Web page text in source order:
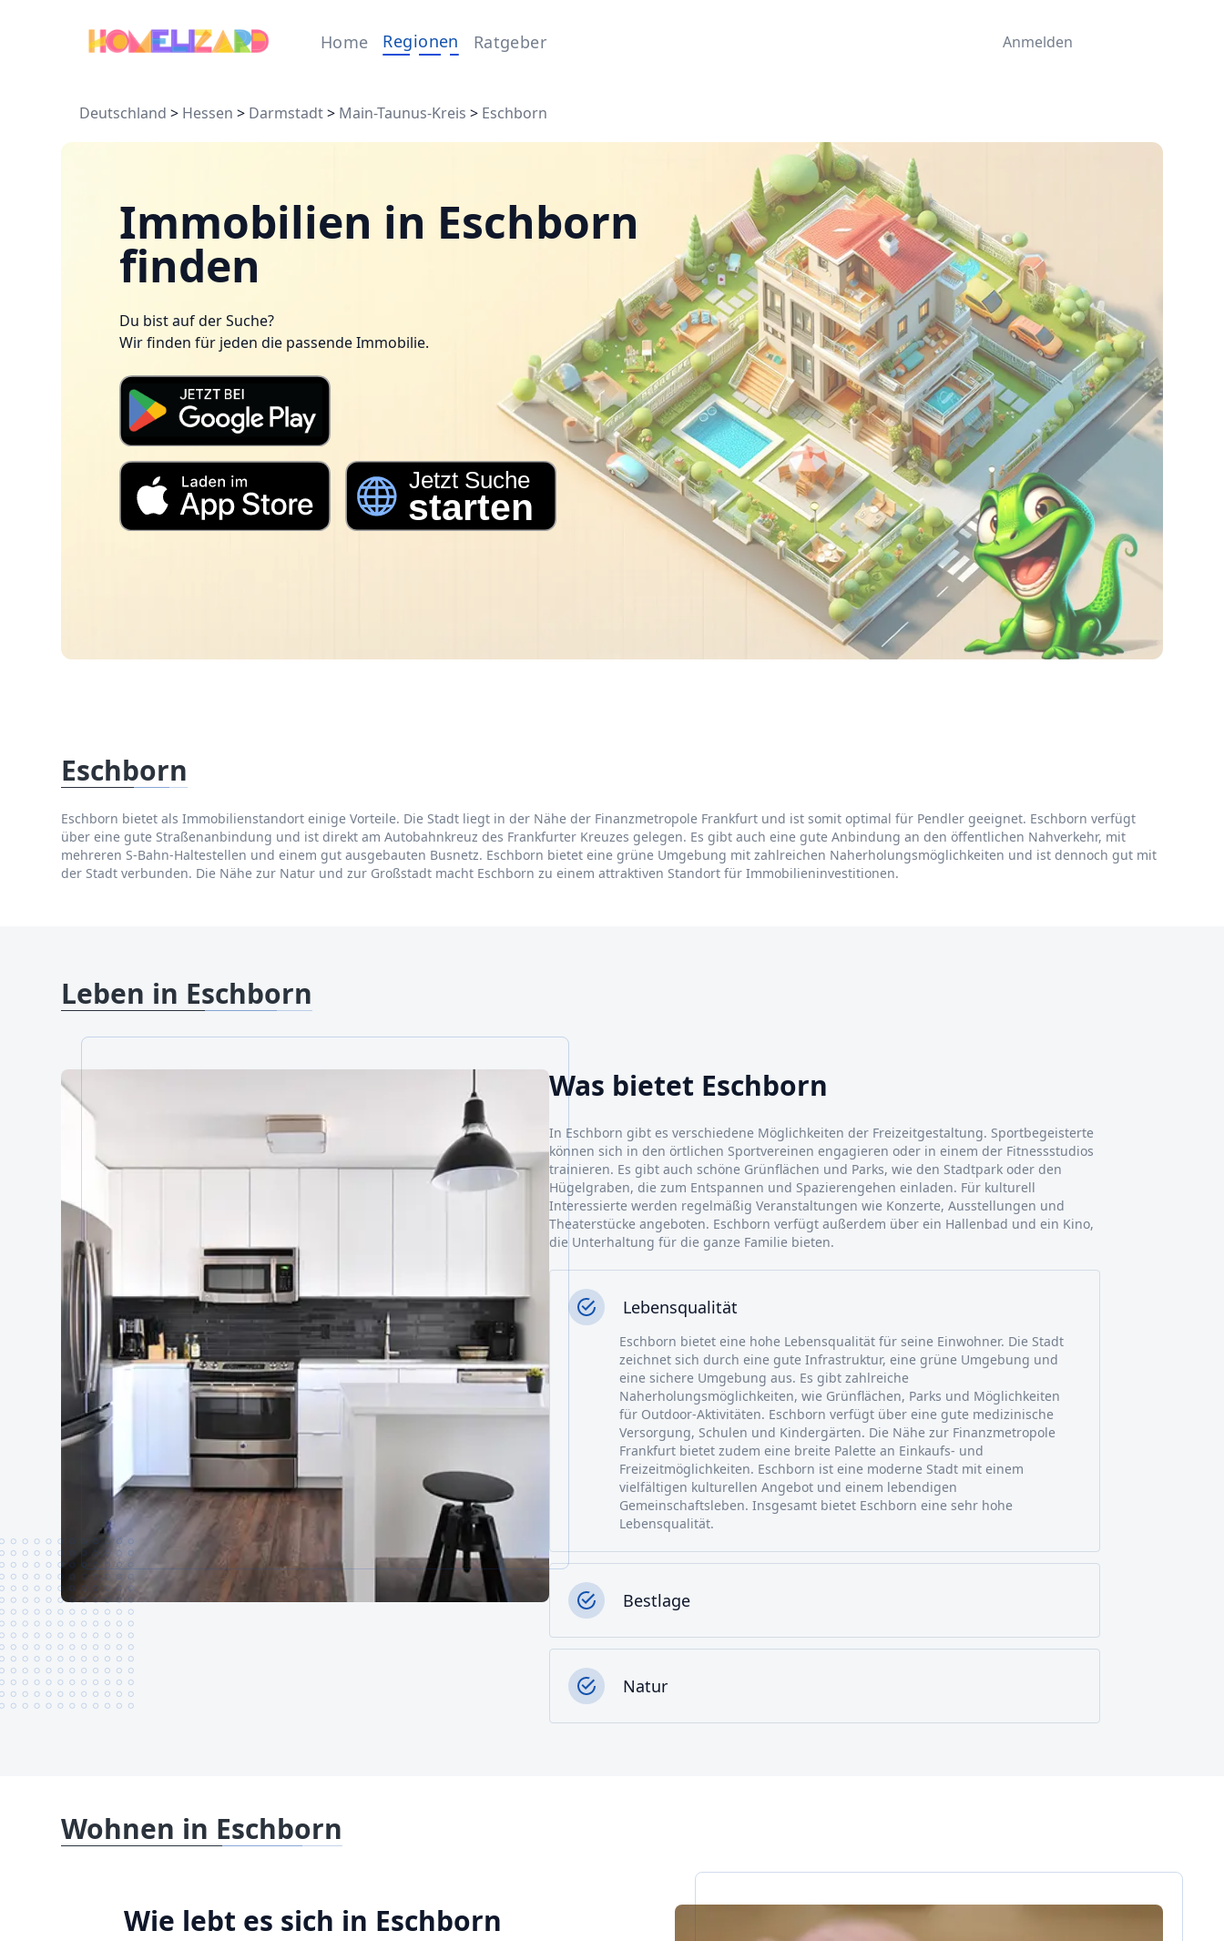
Home Regionen Ratgeber Anmelden
Deutschland > Hessen > Darmstadt> Main-Taunus-Kreis > Eschborn
Immobilien in Eschborn
finden
Du bist auf der Suche?
Wir finden für jeden die passende Immobilie.
Eschborn
Eschborn bietet als Immobilienstandort einige Vorteile. Die Stadt liegt in der Nähe der Finanzmetropole Frankfurt und ist somit optimal für Pendler geeignet. Eschborn verfügt
über eine gute Straßenanbindung und ist direkt am Autobahnkreuz des Frankfurter Kreuzes gelegen. Es gibt auch eine gute Anbindung an den öffentlichen Nahverkehr, mit
mehreren S-Bahn-Haltestellen und einem gut ausgebauten Busnetz. Eschborn bietet eine grüne Umgebung mit zahlreichen Naherholungsmöglichkeiten und ist dennoch gut mit
der Stadt verbunden. Die Nähe zur Natur und zur Großstadt macht Eschborn zu einem attraktiven Standort für Immobilieninvestitionen.
Leben in Eschborn
Was bietet Eschborn
In Eschborn gibt es verschiedene Möglichkeiten der Freizeitgestaltung. Sportbegeisterte
können sich in den örtlichen Sportvereinen engagieren oder in einem der Fitnessstudios
trainieren. Es gibt auch schöne Grünflächen und Parks, wie den Stadtpark oder den
Hügelgraben, die zum Entspannen und Spazierengehen einladen. Für kulturell
Interessierte werden regelmäßig Veranstaltungen wie Konzerte, Ausstellungen und
Theaterstücke angeboten. Eschborn verfügt außerdem über ein Hallenbad und ein Kino,
die Unterhaltung für die ganze Familie bieten.
Lebensqualität
Eschborn bietet eine hohe Lebensqualität für seine Einwohner. Die Stadt
zeichnet sich durch eine gute Infrastruktur, eine grüne Umgebung und
eine sichere Umgebung aus. Es gibt zahlreiche
Naherholungsmöglichkeiten, wie Grünflächen, Parks und Möglichkeiten
für Outdoor-Aktivitäten. Eschborn verfügt über eine gute medizinische
Versorgung, Schulen und Kindergärten. Die Nähe zur Finanzmetropole
Frankfurt bietet zudem eine breite Palette an Einkaufs- und
Freizeitmöglichkeiten. Eschborn ist eine moderne Stadt mit einem
vielfältigen kulturellen Angebot und einem lebendigen
Gemeinschaftsleben. Insgesamt bietet Eschborn eine sehr hohe
Lebensqualität.
Bestlage
Natur
Wohnen in Eschborn
Wie lebt es sich in Eschborn